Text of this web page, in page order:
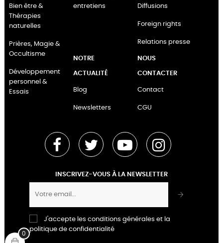
Bien être &
Thérapies
naturelles
Prières, Magie &
Occultisme
Développement
personnel &
Essais
entretiens
Diffusions
Foreign rights
Relations presse
NOTRE
ACTUALITÉ
Blog
Newsletters
NOUS
CONTACTER
Contact
CGU
Facebook Twitter YouTube Instagram
INSCRIVEZ-VOUS À LA NEWSLETTER
J'accepte les conditions générales et la
politique de confidentialité
0